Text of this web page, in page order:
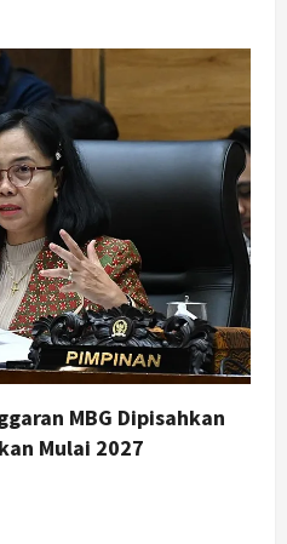
MBG Dipisahkan
Mulai 2027